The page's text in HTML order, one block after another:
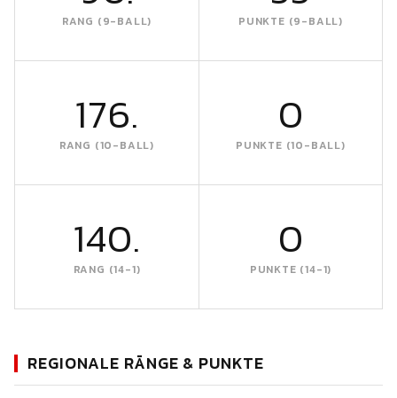
RANG (9-BALL) PUNKTE (9-BALL)
176.
RANG (10-BALL)
0
PUNKTE (10-BALL)
140.
RANG (14-1)
0
PUNKTE (14-1)
REGIONALE RÄNGE & PUNKTE